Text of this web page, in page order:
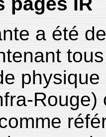
a été